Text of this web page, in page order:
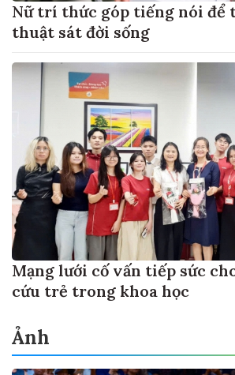
Nữ trí thức góp tiếng nói để
thuật sát đời sống
Mạng lưới cố vấn tiếp sức
cứu trẻ trong khoa học
Ảnh